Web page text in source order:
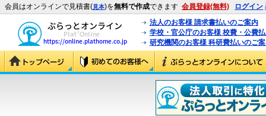
会員はオンラインで見積書(見本)を無料で作成できます 会員登録(無料) ログイン
法人のお客様 請求書払いのご案内
学校・官公庁のお客様 校費・公費
研究機関のお客様 科研費払いのご